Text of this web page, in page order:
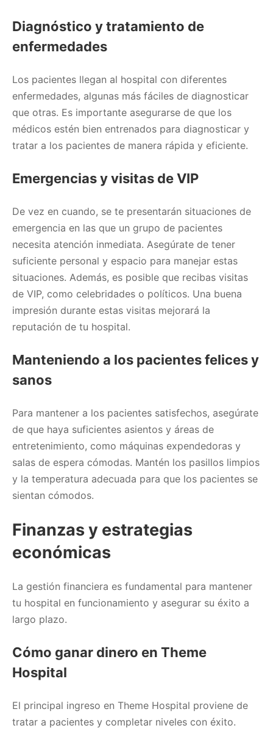
Diagnóstico y tratamiento de
enfermedades
Los pacientes llegan al hospital con diferentes
enfermedades, algunas más fáciles de diagnosticar
que otras. Es importante asegurarse de que los
médicos estén bien entrenados para diagnosticar y
tratar a los pacientes de manera rápida y eficiente.
Emergencias y visitas de VIP
De vez en cuando, se te presentarán situaciones de
emergencia en las que un grupo de pacientes
necesita atención inmediata. Asegúrate de tener
suficiente personal y espacio para manejar estas
situaciones. Además, es posible que recibas visitas
de VIP, como celebridades o políticos. Una buena
impresión durante estas visitas mejorará la
reputación de tu hospital.
Manteniendo a los pacientes felices y
sanos
Para mantener a los pacientes satisfechos, asegúrate
de que haya suficientes asientos y áreas de
entretenimiento, como máquinas expendedoras y
salas de espera cómodas. Mantén los pasillos limpios
y la temperatura adecuada para que los pacientes se
sientan cómodos.
Finanzas y estrategias
económicas
La gestión financiera es fundamental para mantener
tu hospital en funcionamiento y asegurar su éxito a
largo plazo.
Cómo ganar dinero en Theme
Hospital
El principal ingreso en Theme Hospital proviene de
tratar a pacientes y completar niveles con éxito.